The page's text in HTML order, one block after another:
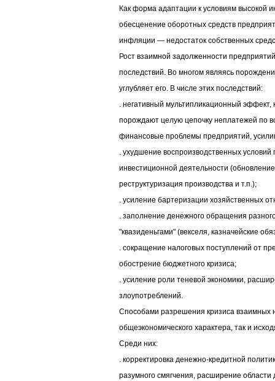
Как форма адаптации к условиям высокой
обесценение оборотных средств
инфляции — недостаток собственных
Рост взаимной задолженности
последствий. Во многом являясь
углубляет его. В числе этих последствий:
. негативный мультипликационный эффект,
порождают целую цепочку неплатежей по
финансовые проблемы предприятий,
. ухудшение воспроизводственных
инвестиционной деятельности
реструктуризация производства и т.п.);
. усиление бартеризации хозяйственных
. заполнение денежного обращения
"квазиденьгами" (векселя, казначейские
. сокращение налоговых поступлений от
обострение бюджетного кризиса;
. усиление роли теневой экономики,
злоупотреблений.
Способами разрешения кризиса взаимных
общеэкономического характера, так и
Среди них:
. корректировка денежно-кредитной
разумного смягчения, расширение